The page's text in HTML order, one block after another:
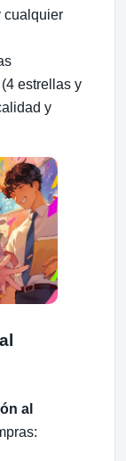
cualquier
estrellas y
y
al